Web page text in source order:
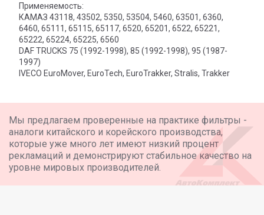
Применяемость:
КАМАЗ 43118, 43502, 5350, 53504, 5460, 63501, 6360,
6460, 65111, 65115, 65117, 6520, 65201, 6522, 65221,
65222, 65224, 65225, 6560
DAF TRUCKS 75 (1992-1998), 85 (1992-1998), 95 (1987-
1997)
IVECO EuroMover, EuroTech, EuroTrakker, Stralis, Trakker
Мы предлагаем проверенные на практике фильтры -
аналоги китайского и корейского производства,
которые уже много лет имеют низкий процент
рекламаций и демонстрируют стабильное качество на
уровне мировых производителей.